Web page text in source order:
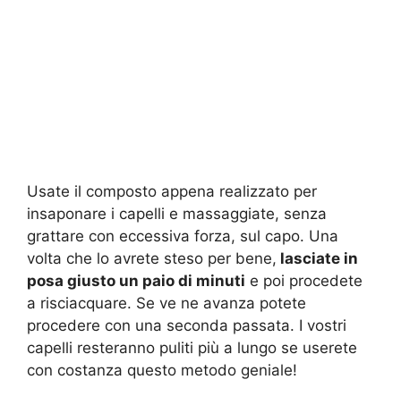
Usate il composto appena realizzato per
insaponare i capelli e massaggiate, senza
grattare con eccessiva forza, sul capo. Una
volta che lo avrete steso per bene, lasciate in
posa giusto un paio di minuti e poi procedete
a risciacquare. Se ve ne avanza potete
procedere con una seconda passata. I vostri
capelli resteranno puliti più a lungo se userete
con costanza questo metodo geniale!